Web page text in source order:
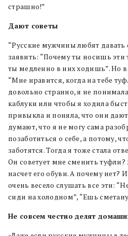
страшно!”
Дают советы
“Русские мужчины любят
заявить: “Почему ты носишь
ты медленно в них ходишь”. Но в
“Мне нравится, когда на тебе
довольно странно, я не
каблуки или чтобы я ходила
привыкла и поняла, что они
думают, что я не могу сама
позаботиться о себе, а потому,
заботятся. Тогда я тоже стала
Он советует мне сменить
насчет его обуви. А почему нет?
очень весело слушать все эти:
сиди на холодном”, “Ешь
Не совсем честно делят